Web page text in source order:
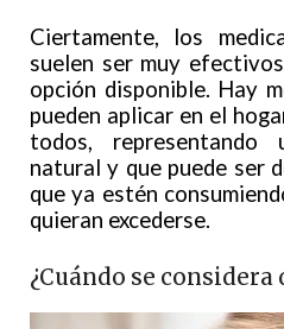
Ciertamente, los
suelen ser muy
opción disponible. Hay
pueden aplicar en el
todos, representando
natural y que puede ser
que ya estén
quieran excederse.
¿Cuándo se considera